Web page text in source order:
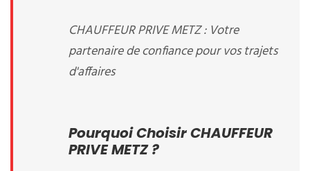
CHAUFFEUR PRIVE METZ : Votre
partenaire de confiance pour vos trajets
d'affaires
Pourquoi Choisir CHAUFFEUR
PRIVE METZ ?